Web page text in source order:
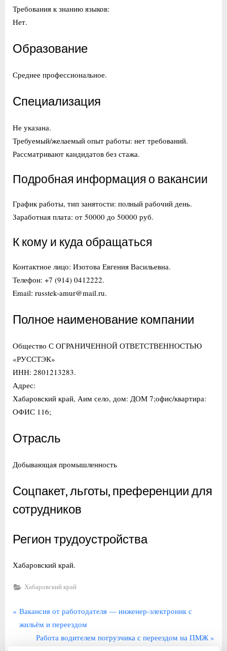
Требования к знанию языков:
Нет.
Образование
Среднее профессиональное.
Специализация
Не указана.
Требуемый/желаемый опыт работы: нет требований.
Рассматривают кандидатов без стажа.
Подробная информация о вакансии
График работы, тип занятости: полный рабочий день.
Заработная плата: от 50000 до 50000 руб.
К кому и куда обращаться
Контактное лицо: Изотова Евгения Васильевна.
Телефон: +7 (914) 0412222.
Email: russtek-amur@mail.ru.
Полное наименование компании
Общество С ОГРАНИЧЕННОЙ ОТВЕТСТВЕННОСТЬЮ
«РУССТЭК»
ИНН: 2801213283.
Адрес:
Хабаровский край, Аим село, дом: ДОМ 7;офис/квартира:
ОФИС 116;
Отрасль
Добывающая промышленность
Соцпакет, льготы, преференции для
сотрудников
Регион трудоустройства
Хабаровский край.
Хабаровский край
Навигация
по
П
р
Вакансия от работодателя — инженер-электроник с
жильём и переездом
С
Работа водителем погрузчика с переездом на ПМЖ